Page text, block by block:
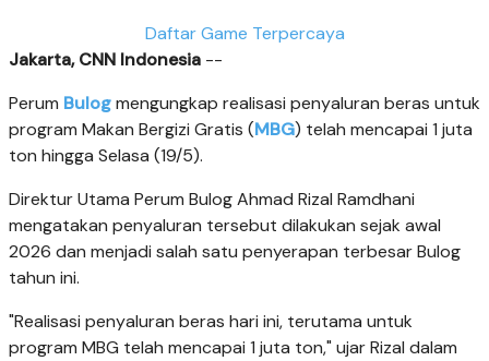
Daftar Game Terpercaya
Jakarta, CNN Indonesia --
Perum Bulogmengungkap realisasi penyaluran beras untuk
program Makan Bergizi Gratis (MBG) telah mencapai 1 juta
ton hingga Selasa (19/5).
Direktur Utama Perum Bulog Ahmad Rizal Ramdhani
mengatakan penyaluran tersebut dilakukan sejak awal
2026 dan menjadi salah satu penyerapan terbesar Bulog
tahun ini.
"Realisasi penyaluran beras hari ini, terutama untuk
program MBG telah mencapai 1 juta ton," ujar Rizal dalam